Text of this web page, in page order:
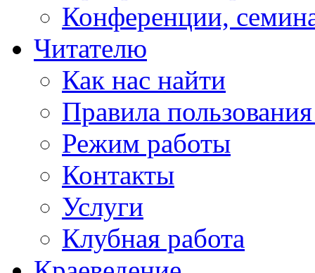
Конференции,
Читателю
Как нас найти
Правила
Режим работы
Контакты
Услуги
Клубная работа